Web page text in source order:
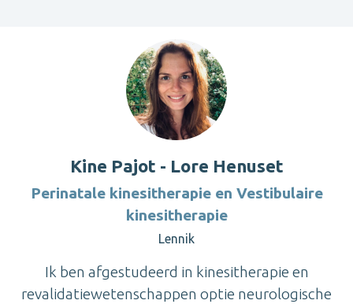
Kine Pajot - Lore Henuset
Perinatale kinesitherapie en Vestibulaire
kinesitherapie
Lennik
Ik ben afgestudeerd in kinesitherapie en
revalidatiewetenschappen optie neurologische